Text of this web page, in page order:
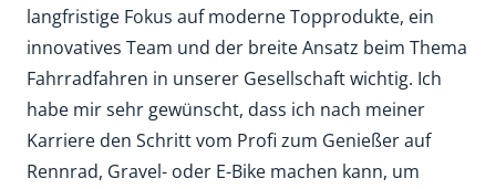
langfristige Fokus auf moderne Topprodukte, ein
innovatives Team und der breite Ansatz beim Thema
Fahrradfahren in unserer Gesellschaft wichtig. Ich
habe mir sehr gewünscht, dass ich nach meiner
Karriere den Schritt vom Profi zum Genießer auf
Rennrad, Gravel- oder E-Bike machen kann, um